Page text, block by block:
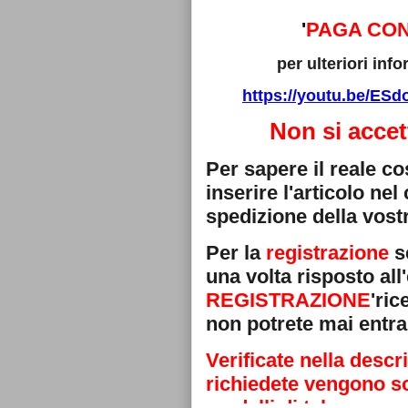
'PAGA
per ulteriori
https://youtu.be/
Non si
Per sapere il reale
inserire l'articolo
spedizione della
Per la registrazione
una volta risposto
REGISTRAZIONE
non potrete mai
Verificate nella
richiedete vengono